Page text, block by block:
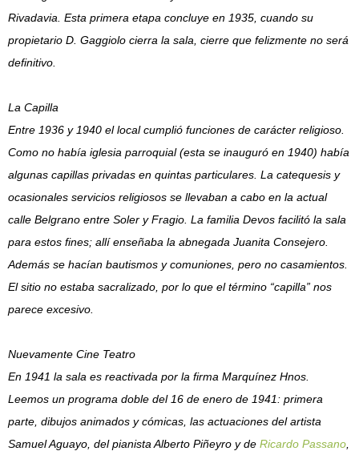
Rivadavia. Esta primera etapa concluye en 1935, cuando su
propietario D. Gaggiolo cierra la sala, cierre que felizmente no será
definitivo.
La Capilla
Entre 1936 y 1940 el local cumplió funciones de carácter religioso.
Como no había iglesia parroquial (esta se inauguró en 1940) había
algunas capillas privadas en quintas particulares. La catequesis y
ocasionales servicios religiosos se llevaban a cabo en la actual
calle Belgrano entre Soler y Fragio. La familia Devos facilitó la sala
para estos fines; allí enseñaba la abnegada Juanita Consejero.
Además se hacían bautismos y comuniones, pero no casamientos.
El sitio no estaba sacralizado, por lo que el término “capilla” nos
parece excesivo.
Nuevamente Cine Teatro
En 1941 la sala es reactivada por la firma Marquínez Hnos.
Leemos un programa doble del 16 de enero de 1941: primera
parte, dibujos animados y cómicas, las actuaciones del artista
Samuel Aguayo, del pianista Alberto Piñeyro y de Ricardo Passano